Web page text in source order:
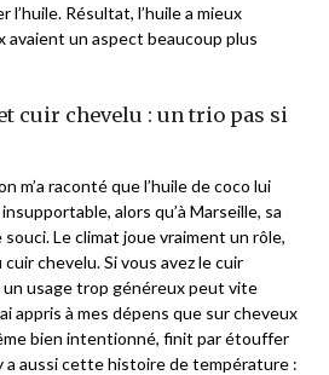
l’huile. Résultat, l’huile a mieux
avaient un aspect beaucoup plus
cuir chevelu : un trio pas si
m’a raconté que l’huile de coco lui
alors qu’à Marseille, sa
souci. Le climat joue vraiment un rôle,
chevelu. Si vous avez le cuir
un usage trop généreux peut vite
appris à mes dépens que sur cheveux
bien intentionné, finit par étouffer
aussi cette histoire de température :